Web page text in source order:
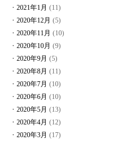
2021年1月 (11)
2020年12月 (5)
2020年11月 (10)
2020年10月 (9)
2020年9月 (5)
2020年8月 (11)
2020年7月 (10)
2020年6月 (10)
2020年5月 (13)
2020年4月 (12)
2020年3月 (17)